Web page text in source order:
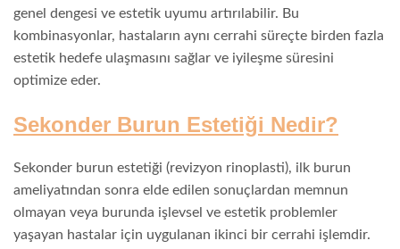
genel dengesi ve estetik uyumu artırılabilir. Bu
kombinasyonlar, hastaların aynı cerrahi süreçte birden fazla
estetik hedefe ulaşmasını sağlar ve iyileşme süresini
optimize eder.
Sekonder Burun Estetiği Nedir?
Sekonder burun estetiği (revizyon rinoplasti), ilk burun
ameliyatından sonra elde edilen sonuçlardan memnun
olmayan veya burunda işlevsel ve estetik problemler
yaşayan hastalar için uygulanan ikinci bir cerrahi işlemdir.